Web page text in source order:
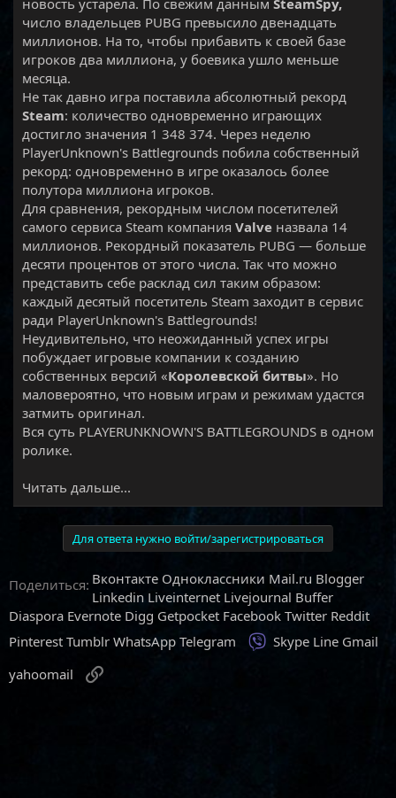
новость устарела. По свежим данным SteamSpy,
число владельцев PUBG превысило двенадцать
миллионов. На то, чтобы прибавить к своей базе
игроков два миллиона, у боевика ушло меньше
месяца.
Не так давно игра поставила абсолютный рекорд
Steam: количество одновременно играющих
достигло значения 1 348 374. Через неделю
PlayerUnknown's Battlegrounds побила собственный
рекорд: одновременно в игре оказалось более
полутора миллиона игроков.
Для сравнения, рекордным числом посетителей
самого сервиса Steam компания Valve назвала 14
миллионов. Рекордный показатель PUBG — больше
десяти процентов от этого числа. Так что можно
представить себе расклад сил таким образом:
каждый десятый посетитель Steam заходит в сервис
ради PlayerUnknown's Battlegrounds!
Неудивительно, что неожиданный успех игры
побуждает игровые компании к созданию
собственных версий «Королевской битвы». Но
маловероятно, что новым играм и режимам удастся
затмить оригинал.
Вся суть PLAYERUNKNOWN'S BATTLEGROUNDS в одном
ролике.​
Читать дальше...
Для ответа нужно войти/зарегистрироваться
Поделиться: Вконтакте Одноклассники Mail.ru Blogger
Linkedin Liveinternet Livejournal Buffer
Diaspora Evernote Digg Getpocket Facebook Twitter Reddit
Pinterest Tumblr WhatsApp Telegram Viber
Skype Line Gmail
yahoomail